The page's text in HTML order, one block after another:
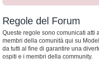
Regole del Forum
Queste regole sono comunicati atti
membri della comunità qui su
da tutti al fine di garantire una
ospiti e i membri della community.